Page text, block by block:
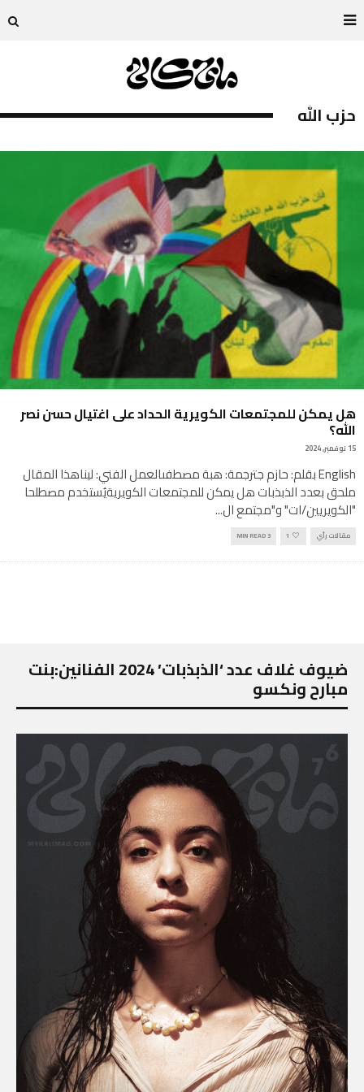
حزب الله
هل يمكن للمجتمعات الكويرية الحداد على اغتيال حسن نصر
الله؟
15 نوفمبر, 2024
English بقلم: حازم جترجمة: هبة مصطفىالعمل الفني: ليناهذا المقال
ملحق بعدد الذبذبات هل يمكن للمجتمعات الكويريةيُستخدم مصطلحا
"الكويريين/ات" و"مجتمع ال...
مقالات رأي 1
3 MIN READ
ضيوف غلاف عدد ‘الذبذبات’ 2024 الفنانين:بنت
مبارح ونكسو